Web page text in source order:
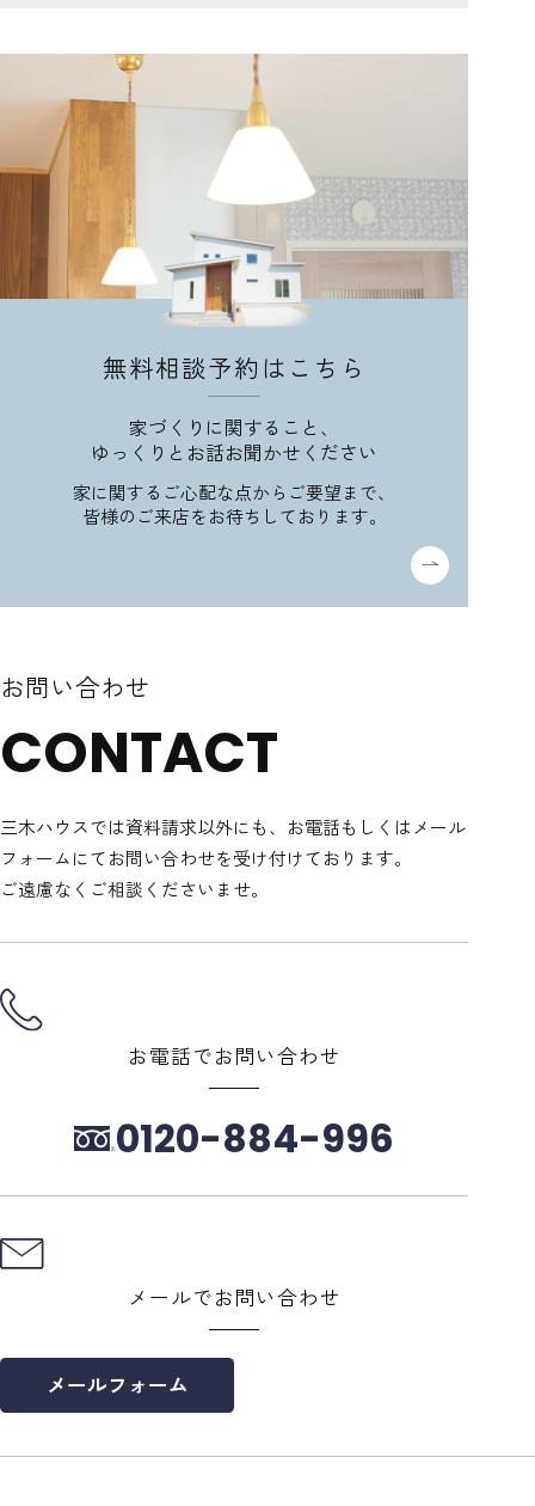
無料相談予約はこちら
家づくりに関すること、
ゆっくりとお話お聞かせください
家に関するご心配な点からご要望まで、
皆様のご来店をお待ちしております。
お問い合わせ
CONTACT
三木ハウスでは資料請求以外にも、 お電話もしくはメール
フォームにてお問い合わせを受け付けております。
ご遠慮なくご相談くださいませ。
お電話でお問い合わせ
0120-884-996
メールでお問い合わせ
メールフォーム